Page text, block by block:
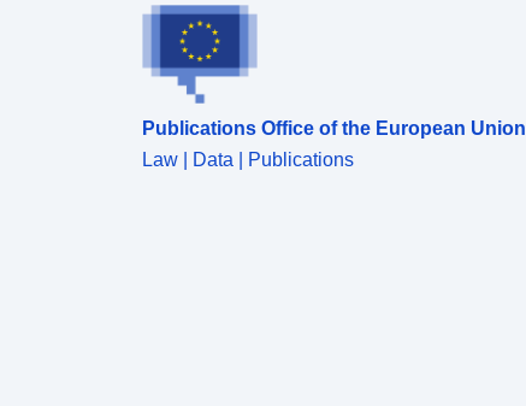
Publications Office of the European Union
Law | Data | Publications